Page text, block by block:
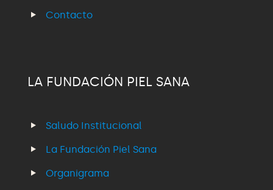
Contacto
LA FUNDACIÓN PIEL SANA
Saludo Institucional
La Fundación Piel Sana
Organigrama